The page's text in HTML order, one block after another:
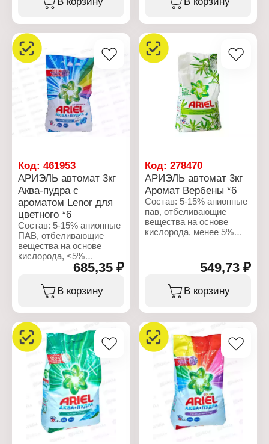
родник
стирка
Форма выпуска: порошок
Вес: 450г
Габаритные размеры:
133х34х191 мм
ароматизирующие
Характеристики:
Производитель: Procter
& Gamble
Бренд: Ariel
Тип товара: Стиральный
порошок
Название: Color Аква-
Тип белья: для цветного
Упаковка: пакет
цеолиты, энзимы,
ароматизирующие
добавки
Характеристики:
Производитель: Procter
& Gamble
Бренд: Ariel
Тип товара: Стиральный
порошок
Название: Color Аква-
белья
Тип стирки: машинная
стирка
Аромат: Lenor
Вес: 2,5 кг
Упаковка: пакет
Код: 461953
АРИЭЛЬ автомат 3кг
Аква-пудра с
ароматом Lenor для
цветного *6
Состав: 5-15% анионные
ПАВ, отбеливающие
вещества на основе
кислорода, <5%
неионогенные ПАВ,
поликарбоксилаты,
цеолиты, энзимы,
ароматизирующие
добавки
Характеристики:
Производитель: Procter
& Gamble
Бренд: Ariel
Тип товара: Стиральный
порошок
Название: Color Аква-
пудра
685,35 ₽
В корзину
Код:278470
АРИЭЛЬ автомат 3кг
Аромат Вербены *6
Состав: 5-15% анионные
пав, отбеливающие
вещества на основе
кислорода, менее 5%
поликарбоксилаты,
цеолиты, энзимы,
оптические
отбеливатели,
добавки.
Характеристики:
Производитель: Procter
& Gamble
Бренд: Ariel
Тип товара: Стиральный
порошок
Название: Аква-пудра
Тип белья: для белого и
цветного белья
Тип стирки: машинная
549,73 ₽
В корзину